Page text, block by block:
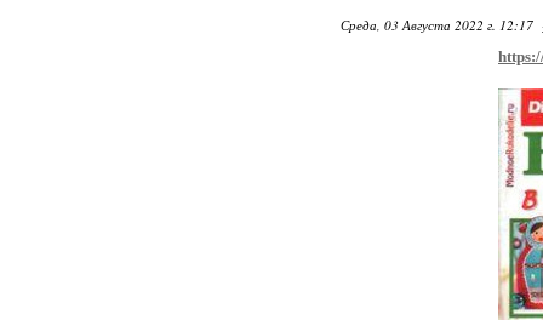
Среда, 03 Августа 2022 г. 12:17